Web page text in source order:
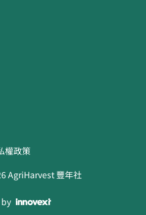
權政策
AgriHarvest 豐年社